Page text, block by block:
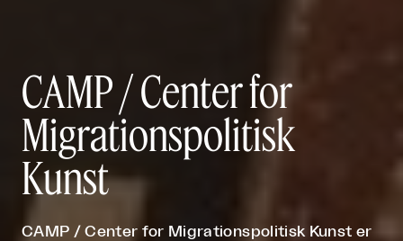
CAMP / Center for
Migrationspolitisk
Kunst
CAMP / Center for Migrationspolitisk Kunst er